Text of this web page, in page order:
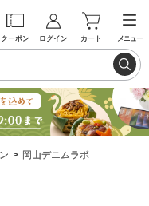
クーポン ログイン カート メニュー
岡山デニムラボ